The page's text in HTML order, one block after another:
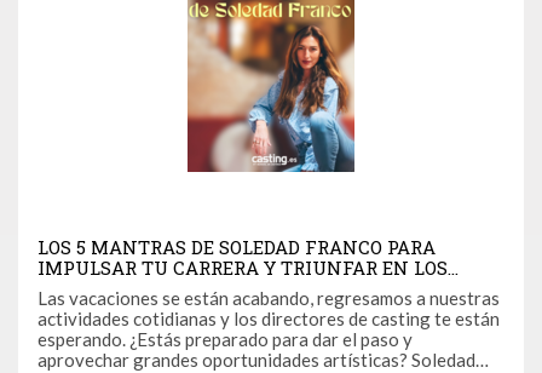
LOS 5 MANTRAS DE SOLEDAD FRANCO PARA
IMPULSAR TU CARRERA Y TRIUNFAR EN LOS
CASTINGS AL REGRESO DE LAS VACACIONES
Las vacaciones se están acabando, regresamos a nuestras
actividades cotidianas y los directores de casting te están
esperando. ¿Estás preparado para dar el paso y
aprovechar grandes oportunidades artísticas? Soledad